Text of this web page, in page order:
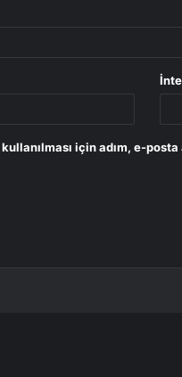
için adım, e-